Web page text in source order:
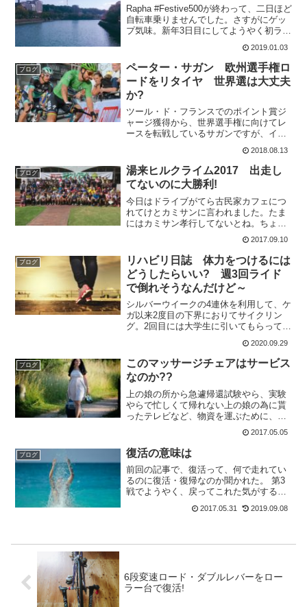
Rapha #Festive500が終わって、二日ほど
自転車乗りませんでした。さすがにゲッ
プ気味。新年3日目にしてようやく初ライ
り試したのはモンベルの商品。これはも
う少し試してからインプレします!山か
2019.01.03
ブログ
ペーター・サガン 欧州選手権ロ
ードをリタイヤ 世界選は大丈夫
か?
ツール・ド・フランスでのポイント賞ジ
ャージ獲得から、世界選手権に向けてレ
ースを転戦しているサガンですが、イタ
リアで開催された2018ヨーロッパ選手権
では途中リタイヤとなってしまいまし
た。ツール・ド・フランスでの落車が影
響8月12日（日）イタ...
2018.08.13
ブログ
湯来ヒルクライム2017 出走し
てないのに大勝利!
今日はドライブがてら古民家カフェにつ
れてけとカミサンに言われました。たま
にはカミサン孝行してないとね。ちょう
ど通り道に湯来でヒルクライムレースが
あるので応援がてら行くことにしまし
た。チームから三人の出走があり、なん
とかスタートだけでも応援を...
2017.09.10
ブログ
リハビリ日誌 体力をつけるには
どうしたらいい? 週3回ライド
で倒れそうなんだけど～
シルバーウイークの4連休を利用して、ケ
ガ以来2度目の下界におりてサイクリン
グ。2回目には大学生に引いてもらって、
1年7か月振りに先頭交代も経験させて貰
った。結局、3回下界におりて走ったが、
どうも体力の回復が上手くいかない。
と、いうか体力がな...
2020.09.29
ブログ
このマッサージチェアはサービス
なのか??
上の娘の所から急遽帰還試験やら、実験
やらで忙しくて帰れない上の娘の為に貰
ったテレビなど、物資を運ぶために、海
外へ(我が家は海を渡れば、海外です)風呂
から上がり、くつろいでいると妙なLINE
が ( ,,｀･ ω´･)ﾝﾝﾝ？何故か、家にいた...
2017.05.05
ブログ 復活の意味は
前回の記事で、復活って、何で走れてい
るのに復活・復帰なのか聞かれた。 第3
戦でようやく、戻ってこれた気がするけ
どこの復活の意味について自分でも忘れ
ないうちに書いておきたい。まだまだ、
2017.05.31 2019.09.08
6段変速ロード・ダブルレバーをロー
ラー台で復活!